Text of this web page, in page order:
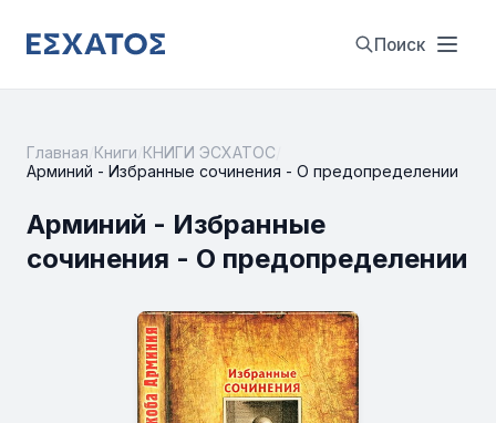
Поиск
Главная Книги КНИГИ ЭСХАТОС
Арминий - Избранные сочинения - О предопределении
Арминий - Избранные
сочинения - О предопределении